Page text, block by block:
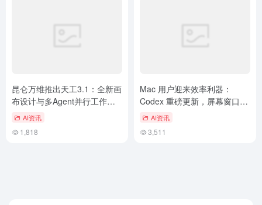
昆仑万维推出天工3.1：全新画
布设计与多Agent并行工作流
上线AI资讯
1,818
Mac 用户迎来效率利器：
Codex 重磅更新，屏幕窗口可
直接“投喂”给 AI
AI资讯
3,511